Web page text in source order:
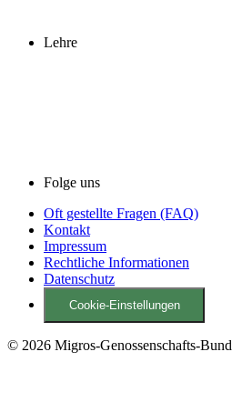
Lehre
Folge uns
Oft gestellte Fragen (FAQ)
Kontakt
Impressum
Rechtliche Informationen
Datenschutz
Cookie-Einstellungen
© 2026 Migros-Genossenschafts-Bund